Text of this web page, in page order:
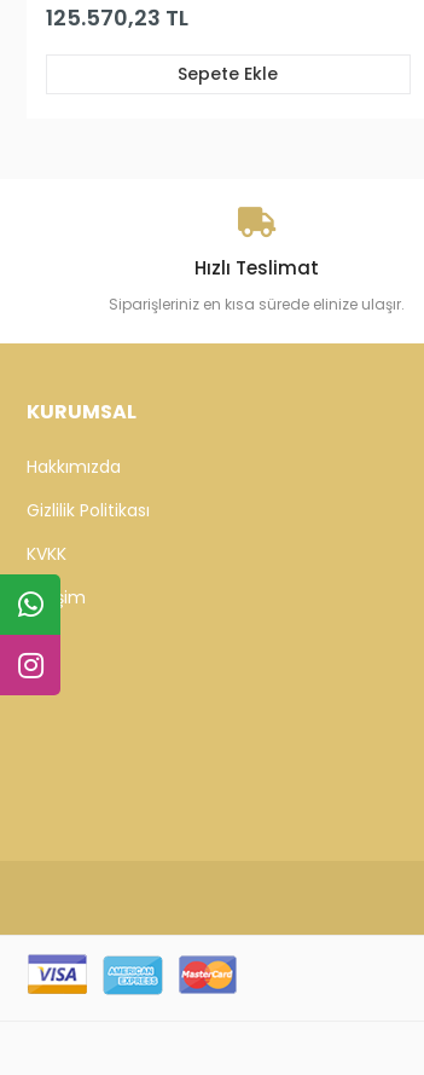
136.882,86 TL
Sepete Ekle
Hızlı Teslimat
Siparişleriniz en kısa sürede elinize ulaşır.
KURUMSAL
Hakkımızda
Gizlilik Politikası
KVKK
İletişim